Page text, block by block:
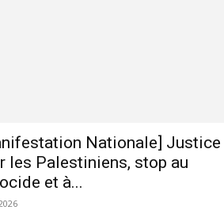
Nationale] Justice
les Palestiniens, stop au
et à...